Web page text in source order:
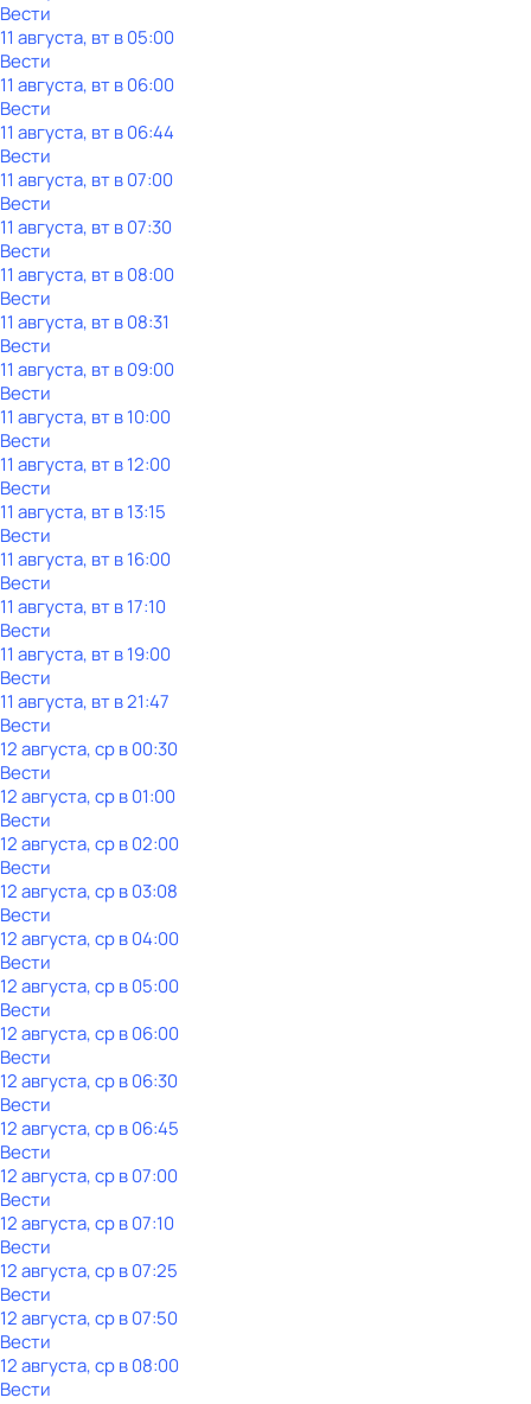
Вести
11 августа, вт в 05:00
Вести
11 августа, вт в 06:00
Вести
11 августа, вт в 06:44
Вести
11 августа, вт в 07:00
Вести
11 августа, вт в 07:30
Вести
11 августа, вт в 08:00
Вести
11 августа, вт в 08:31
Вести
11 августа, вт в 09:00
Вести
11 августа, вт в 10:00
Вести
11 августа, вт в 12:00
Вести
11 августа, вт в 13:15
Вести
11 августа, вт в 16:00
Вести
11 августа, вт в 17:10
Вести
11 августа, вт в 19:00
Вести
11 августа, вт в 21:47
Вести
12 августа, ср в 00:30
Вести
12 августа, ср в 01:00
Вести
12 августа, ср в 02:00
Вести
12 августа, ср в 03:08
Вести
12 августа, ср в 04:00
Вести
12 августа, ср в 05:00
Вести
12 августа, ср в 06:00
Вести
12 августа, ср в 06:30
Вести
12 августа, ср в 06:45
Вести
12 августа, ср в 07:00
Вести
12 августа, ср в 07:10
Вести
12 августа, ср в 07:25
Вести
12 августа, ср в 07:50
Вести
12 августа, ср в 08:00
Вести